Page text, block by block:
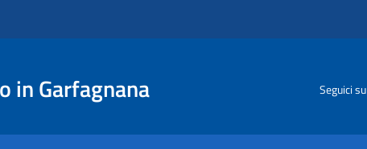
in Garfagnana Seguici su